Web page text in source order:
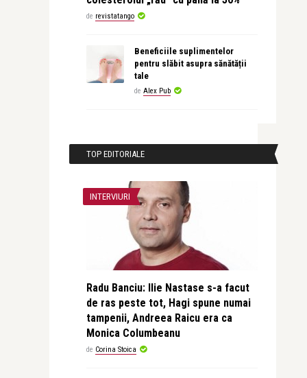
de revistatango
Beneficiile suplimentelor
pentru slăbit asupra sănătății
tale
de Alex Pub
TOP EDITORIALE
INTERVIURI
Radu Banciu: Ilie Nastase s-a facut
de ras peste tot, Hagi spune numai
tampenii, Andreea Raicu era ca
Monica Columbeanu
de Corina Stoica